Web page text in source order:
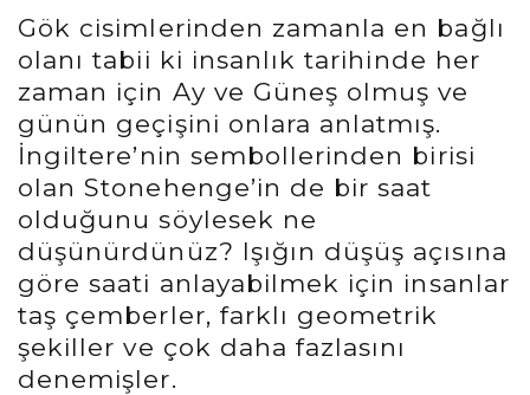
Gök cisimlerinden zamanla en bağlı
olanı tabii ki insanlık tarihinde her
zaman için Ay ve Güneş olmuş ve
günün geçişini onlara anlatmış.
İngiltere’nin sembollerinden birisi
olan Stonehenge’in de bir saat
olduğunu söylesek ne
düşünürdünüz? Işığın düşüş açısına
göre saati anlayabilmek için insanlar
taş çemberler, farklı geometrik
şekiller ve çok daha fazlasını
denemişler.